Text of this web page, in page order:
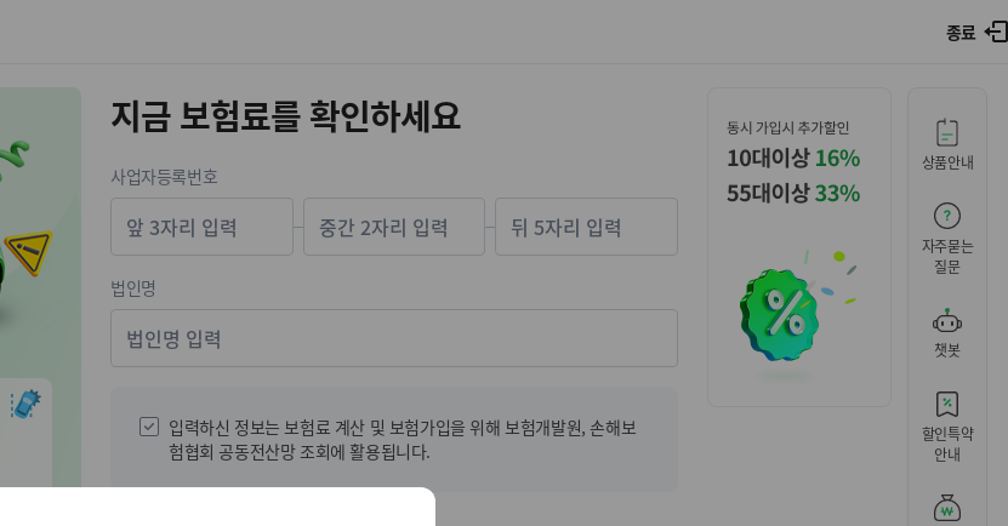
종료
지금 보험료를 확인하세요
사업자등록번호
법인명
입력하신 정보는 보험료 계산 및 보험가입을 위해 보험개발원, 손해보
험협회 공동전산망 조회에 활용됩니다.
상품안내
자주묻는
질문
챗봇
할인특약
안내